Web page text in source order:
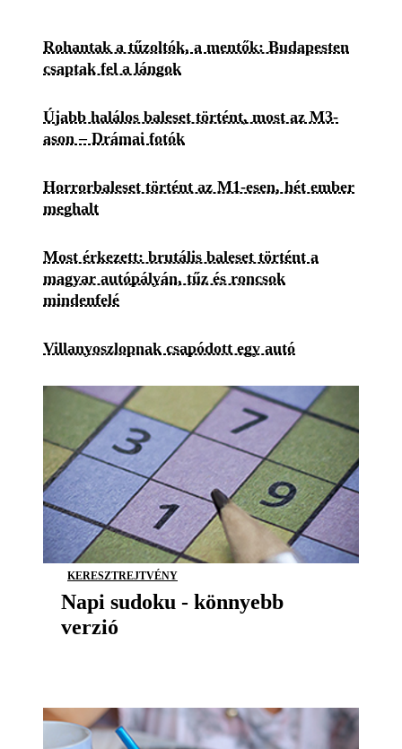
Rohantak a tűzoltók, a mentők: Budapesten
csaptak fel a lángok
Újabb halálos baleset történt, most az M3-
ason – Drámai fotók
Horrorbaleset történt az M1-esen, hét ember
meghalt
Most érkezett: brutális baleset történt a
magyar autópályán, tűz és roncsok
mindenfelé
Villanyoszlopnak csapódott egy autó
KERESZTREJTVÉNY
Napi sudoku - könnyebb
verzió